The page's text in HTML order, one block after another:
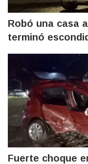
Robó una casa
terminó
Fuerte choque